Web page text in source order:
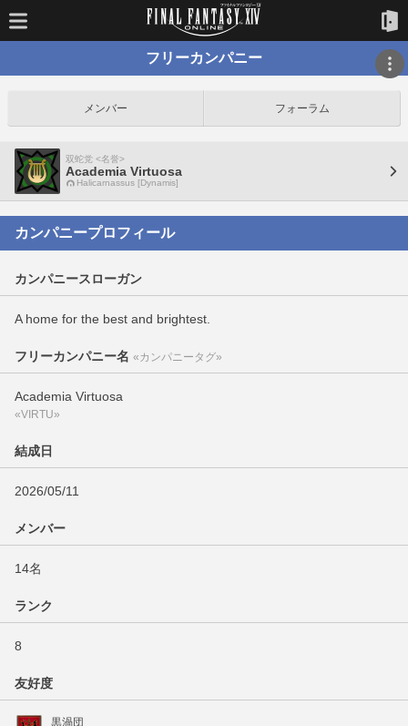
フリーカンパニー
メンバー フォーラム
双蛇党 <名誉>
Academia Virtuosa
Halicarnassus [Dynamis]
カンパニープロフィール
カンパニースローガン
A home for the best and brightest.
フリーカンパニー名 «カンパニータグ»
Academia Virtuosa
«VIRTU»
結成日
2026/05/11
メンバー
14名
ランク
8
友好度
黒渦団